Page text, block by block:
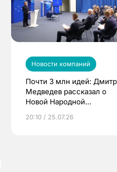
Новости компаний
Почти 3 млн идей:
Медведев рассказал о
Новой Народной
20:10 / 25.07.26